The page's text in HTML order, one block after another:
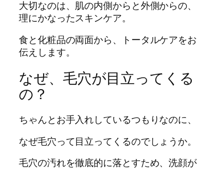
大切なのは、肌の内側からと外側からの、
理にかなったスキンケア。
食と化粧品の両面から、トータルケアをお
伝えします。
なぜ、毛穴が目立ってくる
の？
ちゃんとお手入れしているつもりなのに、
なぜ毛穴って目立ってくるのでしょうか。
毛穴の汚れを徹底的に落とすため、洗顔が